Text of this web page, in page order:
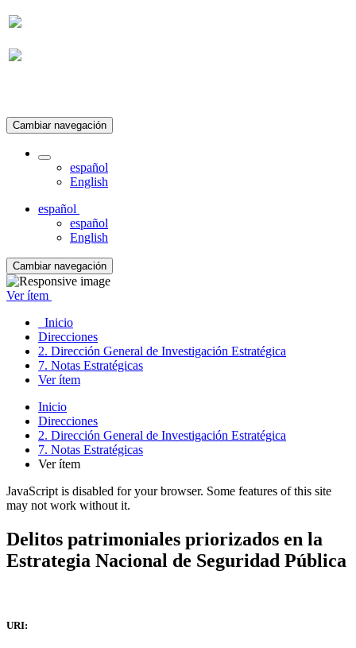
Cambiar navegación
español
English
español
español
English
Cambiar navegación
Ver ítem
Inicio
Direcciones
2. Dirección General de Investigación Estratégica
7. Notas Estratégicas
Ver ítem
Inicio
Direcciones
2. Dirección General de Investigación Estratégica
7. Notas Estratégicas
Ver ítem
JavaScript is disabled for your browser. Some features of this site
may not work without it.
Delitos patrimoniales priorizados en la
Estrategia Nacional de Seguridad Pública
URI: